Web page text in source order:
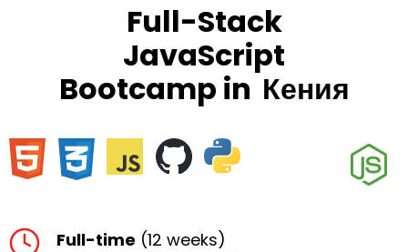
Full-Stack
JavaScript
Bootcamp in Кения
Full-time (12 weeks)